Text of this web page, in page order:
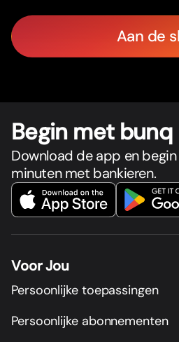
Aan de
Begin met bunq
Download de app en
minuten met bankieren.
Voor Jou
Persoonlijke toepassingen
Persoonlijke abonnementen